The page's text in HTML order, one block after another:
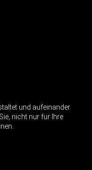
und aufeinander
nicht nur für Ihre